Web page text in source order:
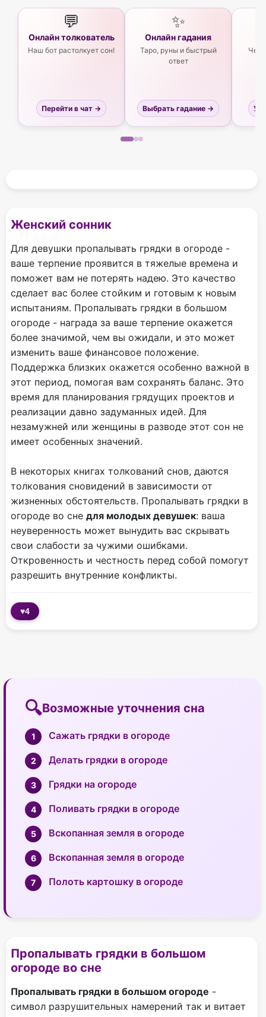
💬
Онлайн толкователь
Наш бот растолкует сон!
Перейти в чат →
✨
Онлайн гадания
Таро, руны и быстрый
ответ
Выбрать гадание →
Женский сонник
Для девушки пропалывать грядки в огороде -
ваше терпение проявится в тяжелые времена и
поможет вам не потерять надею. Это качество
сделает вас более стойким и готовым к новым
испытаниям. Пропалывать грядки в большом
огороде - награда за ваше терпение окажется
более значимой, чем вы ожидали, и это может
изменить ваше финансовое положение.
Поддержка близких окажется особенно важной в
этот период, помогая вам сохранять баланс. Это
время для планирования грядущих проектов и
реализации давно задуманных идей. Для
незамужней или женщины в разводе этот сон не
имеет особенных значений.
В некоторых книгах толкований снов, даются
толкования сновидений в зависимости от
жизненных обстоятельств. Пропалывать грядки в
огороде во сне для молодых девушек: ваша
неуверенность может вынудить вас скрывать
свои слабости за чужими ошибками.
Откровенность и честность перед собой помогут
разрешить внутренние конфликты.
♥4
Возможные уточнения сна
Сажать грядки в огороде
Делать грядки в огороде
Грядки на огороде
Поливать грядки в огороде
Вскопанная земля в огороде
Вскопанная земля в огороде
Полоть картошку в огороде
Пропалывать грядки в большом
огороде во сне
Пропалывать грядки в большом огороде -
символ разрушительных намерений так и витает